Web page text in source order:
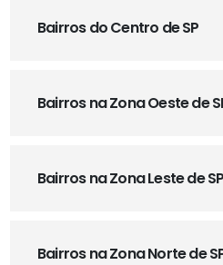
Bairros do Centro de SP
Bairros na Zona Oeste de
Bairros na Zona Leste de SP
Bairros na Zona Norte de